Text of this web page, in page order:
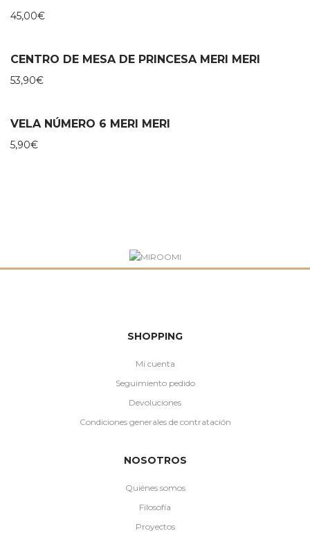
45,00€
CENTRO DE MESA DE PRINCESA MERI MERI
53,90€
VELA NÚMERO 6 MERI MERI
5,90€
SHOPPING
Mi cuenta
Seguimiento pedido
Devoluciones
Condiciones generales de contratación
NOSOTROS
Quiénes somos
Filosofía
Proyectos